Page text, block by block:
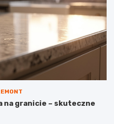
na granicie – skuteczne